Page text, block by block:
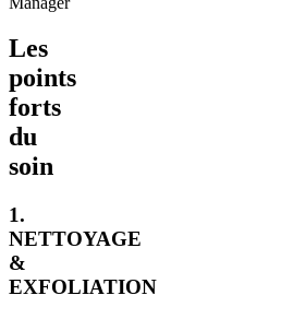
Les
points
forts
du
soin
1.
NETTOYAGE
&
EXFOLIATION